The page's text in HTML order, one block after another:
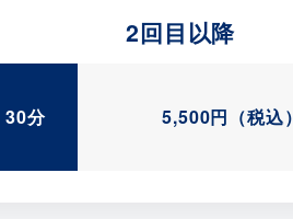
2回目以降
30分 5,500円（税込）